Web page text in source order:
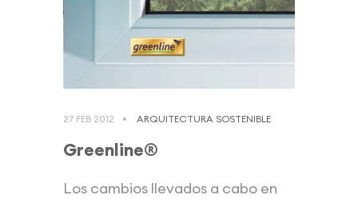
27 FEB 2012 ARQUITECTURA SOSTENIBLE
Greenline®
Los cambios llevados a cabo en